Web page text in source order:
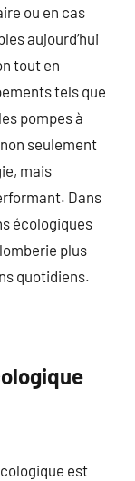
ou en cas
aujourd’hui
tout en
tels que
pompes à
seulement
mais
Dans
écologiques
plus
quotidiens.
est